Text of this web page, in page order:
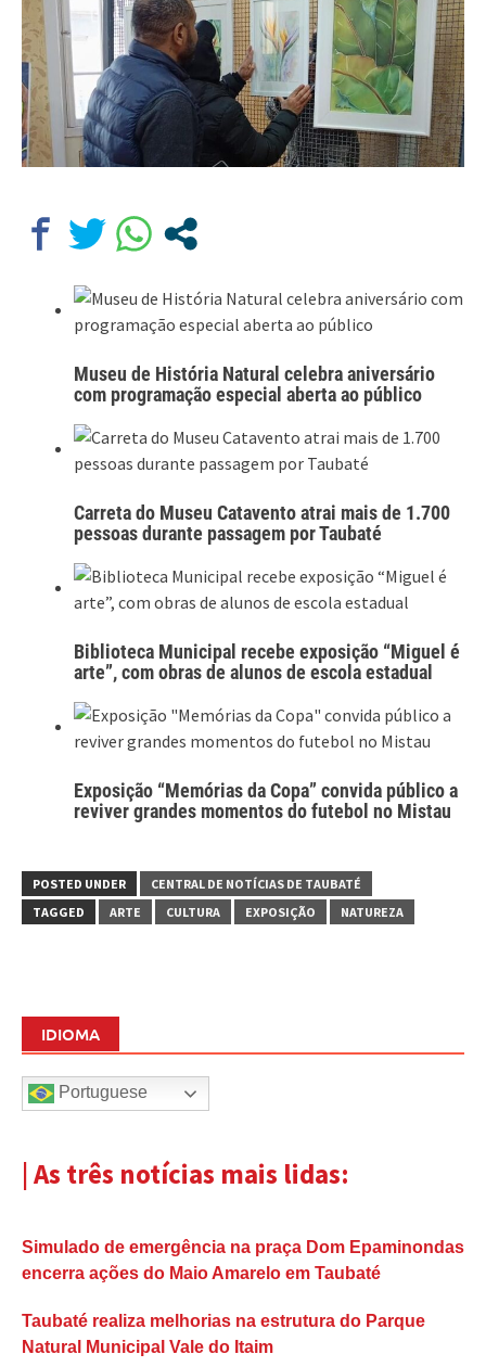
Museu de História Natural celebra aniversário
com programação especial aberta ao público
Carreta do Museu Catavento atrai mais de 1.700
pessoas durante passagem por Taubaté
Biblioteca Municipal recebe exposição “Miguel é
arte”, com obras de alunos de escola estadual
Exposição “Memórias da Copa” convida público a
reviver grandes momentos do futebol no Mistau
POSTED UNDER
CENTRAL DE NOTÍCIAS DE TAUBATÉ
TAGGED
ARTE CULTURA EXPOSIÇÃO NATUREZA
IDIOMA
Portuguese
| As três notícias mais lidas:
Simulado de emergência na praça Dom Epaminondas
encerra ações do Maio Amarelo em Taubaté
Taubaté realiza melhorias na estrutura do Parque
Natural Municipal Vale do Itaim